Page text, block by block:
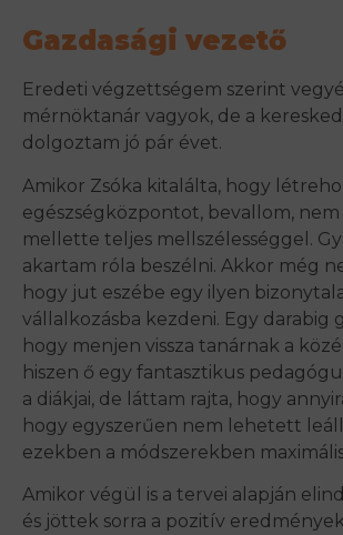
Gazdasági vezető
Eredeti végzettségem szerint
mérnöktanár vagyok, de a
dolgoztam jó pár évet.
Amikor Zsóka kitalálta, hogy
egészségközpontot, bevallom,
mellette teljes mellszélességgel.
akartam róla beszélni. Akkor még
hogy jut eszébe egy ilyen
vállalkozásba kezdeni. Egy darabig
hogy menjen vissza tanárnak a
hiszen ő egy fantasztikus
a diákjai, de láttam rajta, hogy
hogy egyszerűen nem lehetett
ezekben a módszerekben
Amikor végül is a tervei alapján
és jöttek sorra a pozitív